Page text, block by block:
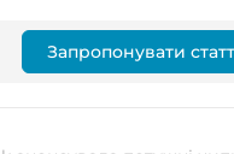
Запропонувати